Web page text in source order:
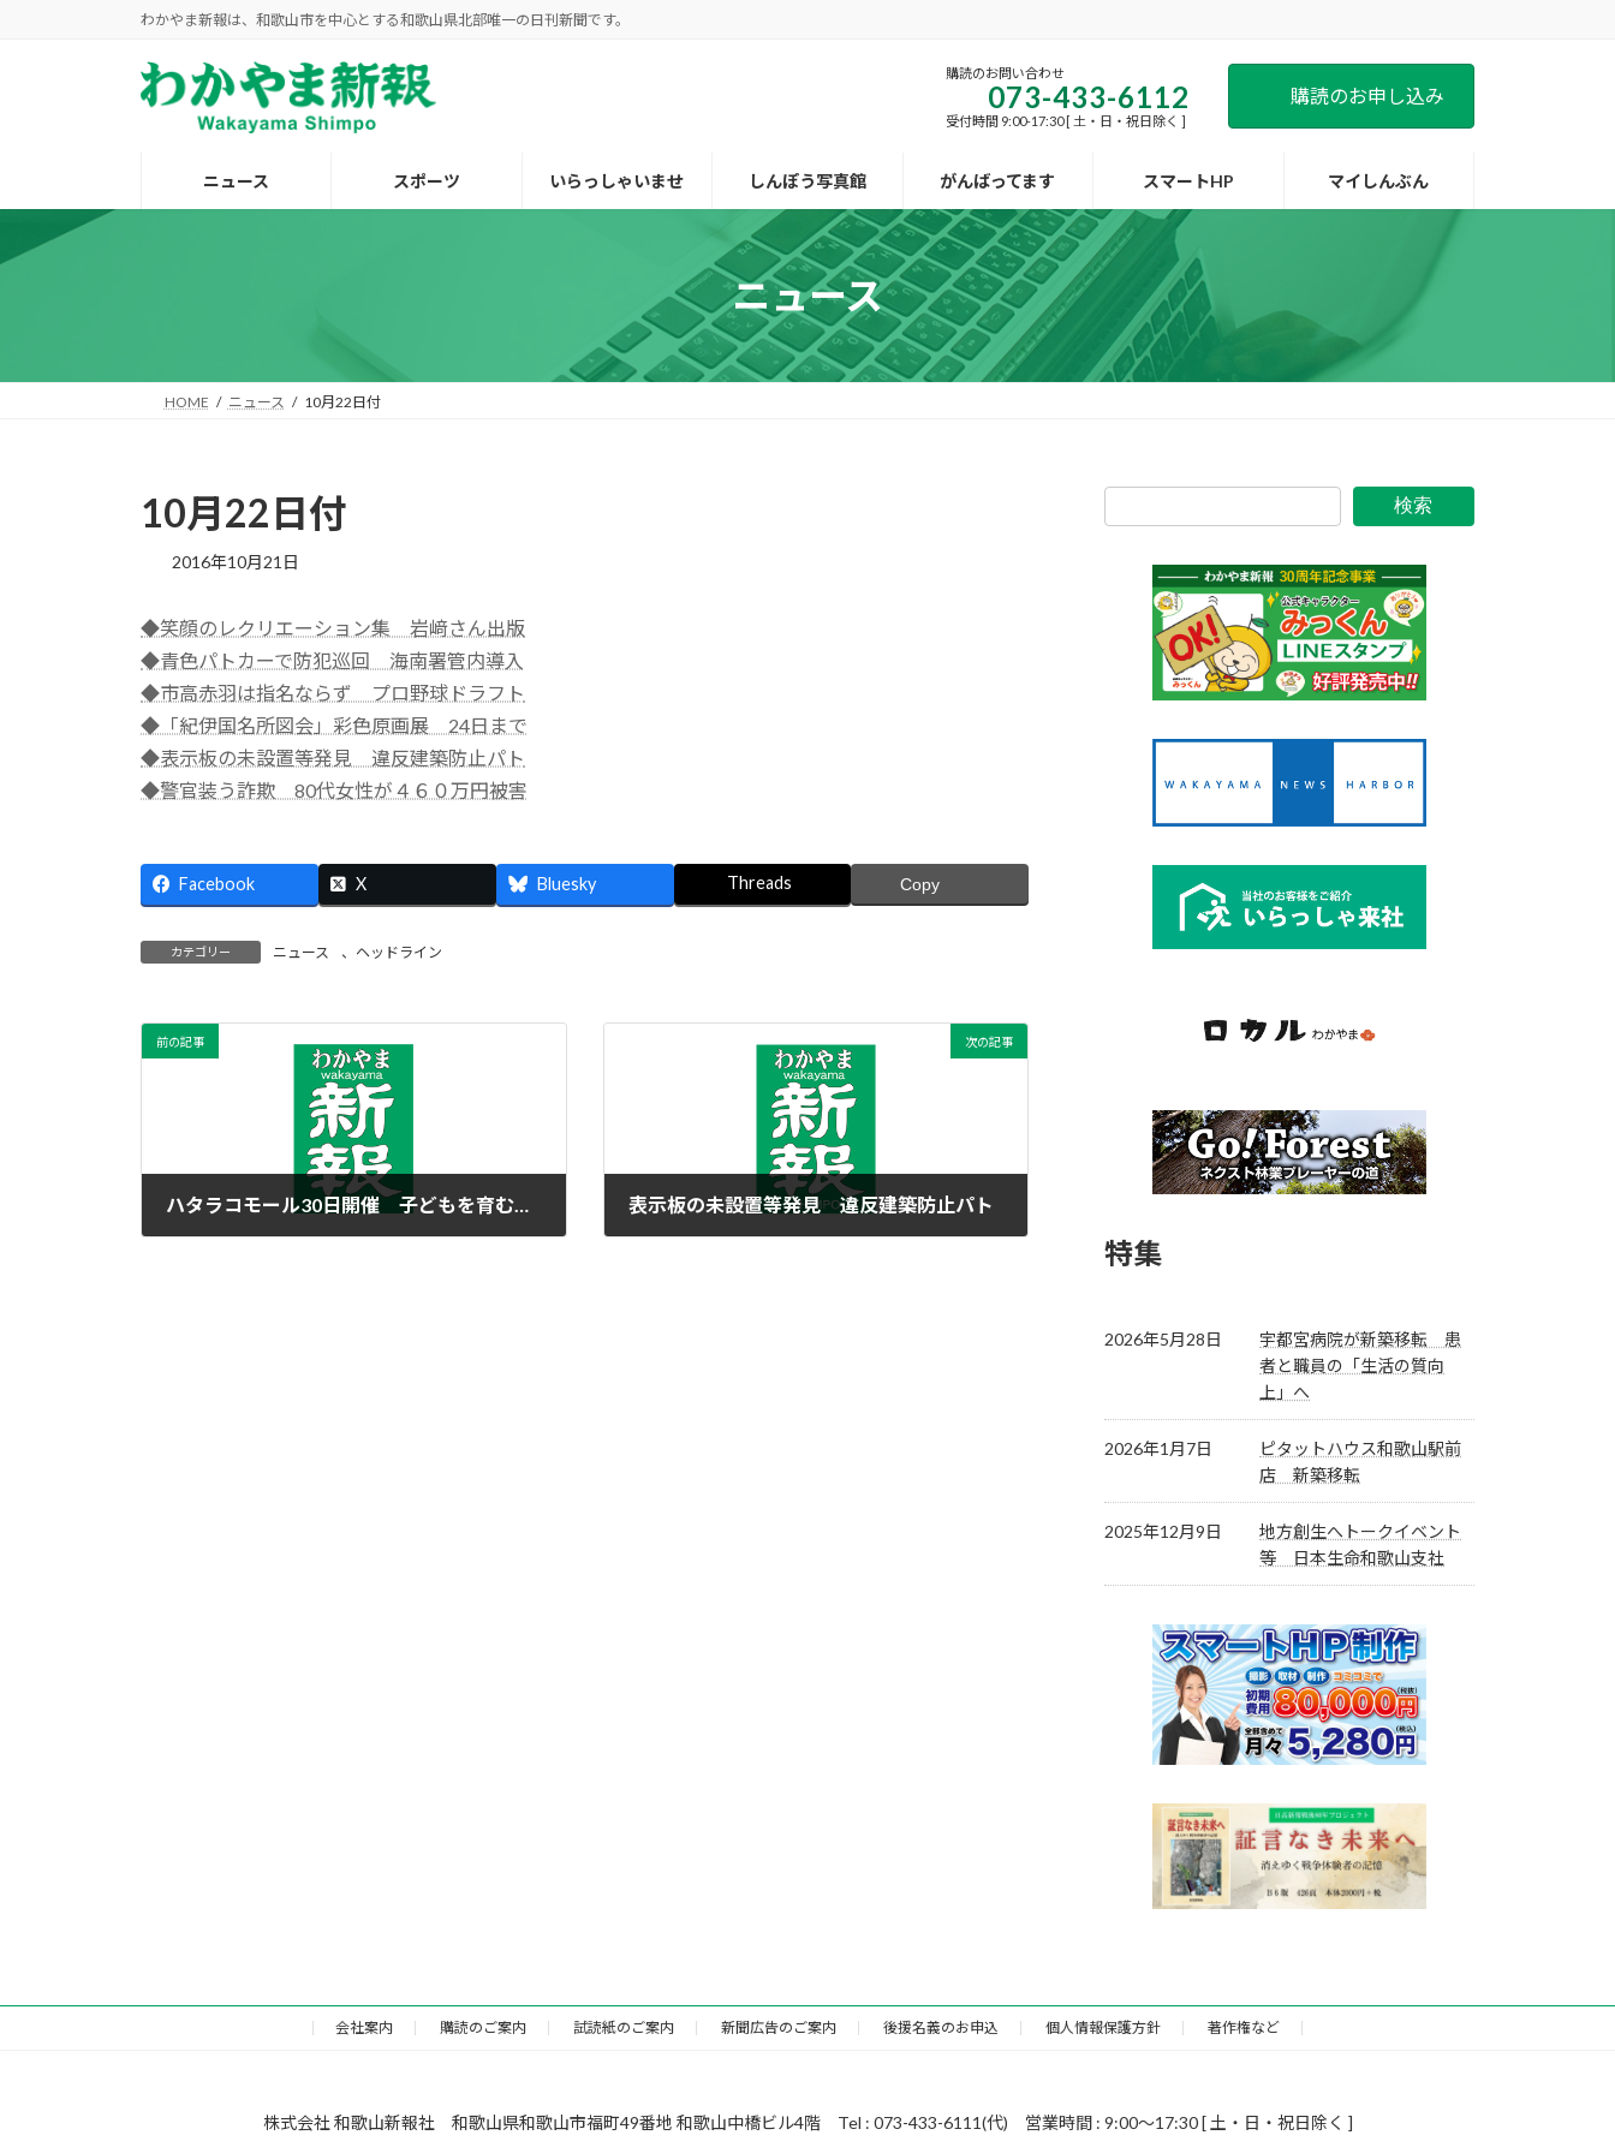
キ
に
わかやま新報は、和歌山市を中心とする和歌山県北部唯一の日刊新聞です。
購読のお問い合わせ
073-433-6112
受付時間 9:00-17:30 [ 土・日・祝日除く ]
購読のお申し込み
ニュース スポーツ いらっしゃいませ しんぽう写真館 がんばってます スマートHP マイしんぶん
ニュース
HOME ニュース 10月22日付
10月22日付
2016年10月21日
◆笑顔のレクリエーション集 岩﨑さん出版
◆青色パトカーで防犯巡回 海南署管内導入
◆市高赤羽は指名ならず プロ野球ドラフト
◆「紀伊国名所図会」彩色原画展 24日まで
◆表示板の未設置等発見 違反建築防止パト
◆警官装う詐欺 80代女性が４６０万円被害
Facebook X Bluesky Threads Copy
カテゴリー ニュース 、 ヘッドライン
前の記事 次の記事
表示板の未設置等発見 違反建築防止パト
検索
特集
2026年5月28日
宇都宮病院が新築移転 患
者と職員の「生活の質向
上」へ
2026年1月7日
ピタットハウス和歌山駅前
店 新築移転
2025年12月9日
地方創生へトークイベント
等 日本生命和歌山支社
会社案内 購読のご案内 試読紙のご案内 新聞広告のご案内 後援名義のお申込 個人情報保護方針 著作権など
株式会社 和歌山新報社 和歌山県和歌山市福町49番地 和歌山中橋ビル4階 Tel : 073-433-6111(代) 営業時間 : 9:00～17:30 [ 土・日・祝日除く ]